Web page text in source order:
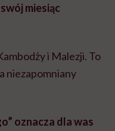
miesiąc
i Malezji. To
niezapomniany
oznacza dla was